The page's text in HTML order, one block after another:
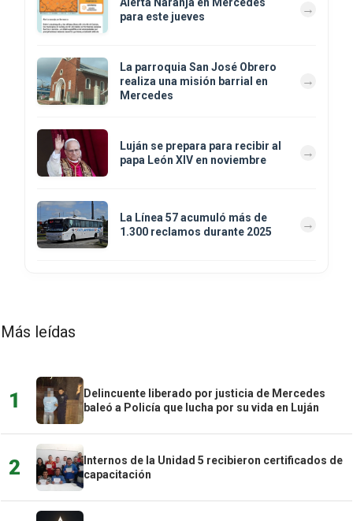
Alerta Naranja en Mercedes
para este jueves
La parroquia San José Obrero
realiza una misión barrial en
Mercedes
Luján se prepara para recibir al
papa León XIV en noviembre
La Línea 57 acumuló más de
1.300 reclamos durante 2025
Más leídas
1
Delincuente liberado por justicia de Mercedes
baleó a Policía que lucha por su vida en Luján
2
Internos de la Unidad 5 recibieron certificados de
capacitación